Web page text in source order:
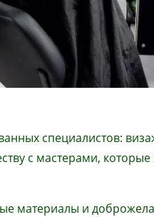
специалистов:
с мастерами, которые
материалы и